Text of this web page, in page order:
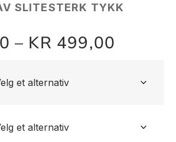
SLITESTERK TYKK
– KR 499,00